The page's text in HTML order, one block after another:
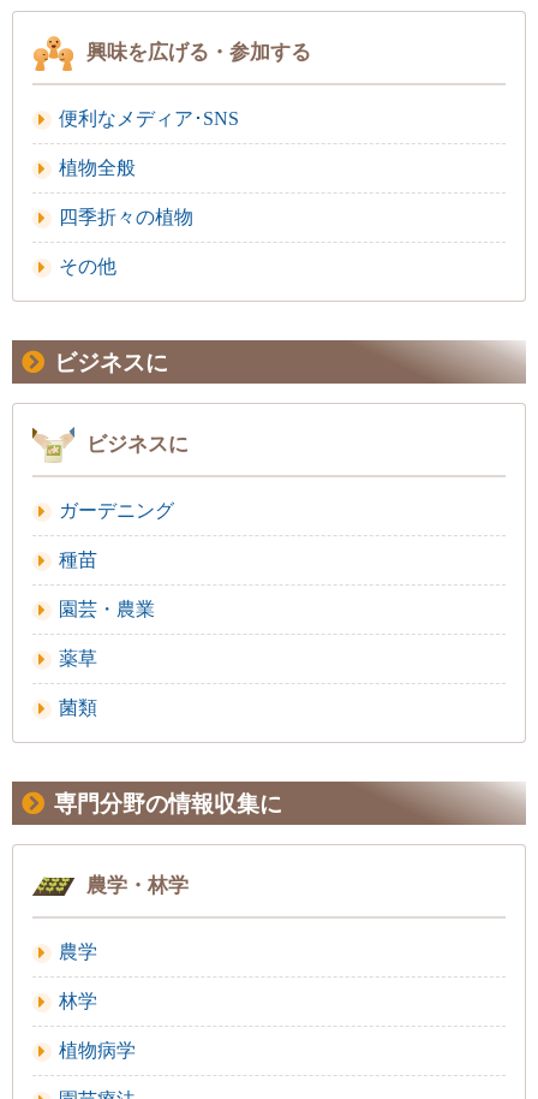
興味を広げる・参加する
便利なメディア･SNS
植物全般
四季折々の植物
その他
ビジネスに
ビジネスに
ガーデニング
種苗
園芸・農業
薬草
菌類
専門分野の情報収集に
農学・林学
農学
林学
植物病学